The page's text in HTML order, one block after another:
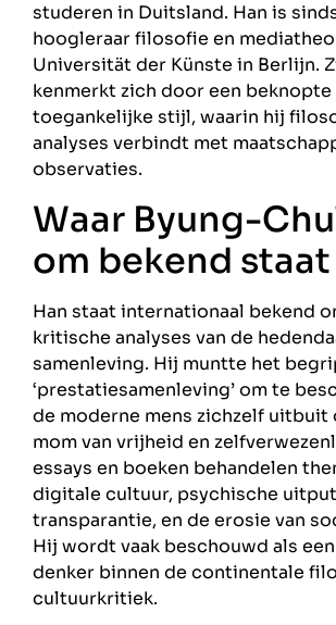
studeren in Duitsland. Han is
hoogleraar filosofie en
Universität der Künste in Berlijn.
kenmerkt zich door een beknopte
toegankelijke stijl, waarin hij
analyses verbindt met
observaties.
Waar Byung-
om bekend staat
Han staat internationaal bekend
kritische analyses van de
samenleving. Hij muntte het
‘prestatiesamenleving’ om te
de moderne mens zichzelf uitbuit
mom van vrijheid en
essays en boeken behandelen
digitale cultuur, psychische
transparantie, en de erosie van
Hij wordt vaak beschouwd als
denker binnen de continentale
cultuurkritiek.